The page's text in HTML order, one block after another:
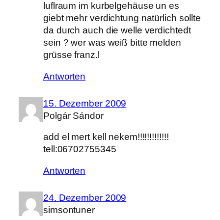
luflraum im kurbelgehäuse un es
giebt mehr verdichtung natürlich sollte
da durch auch die welle verdichtedt
sein ? wer was weiß bitte melden
grüsse franz.l
Antworten
15. Dezember 2009
Polgár Sándor
add el mert kell nekem!!!!!!!!!!!!!
tell:06702755345
Antworten
24. Dezember 2009
simsontuner